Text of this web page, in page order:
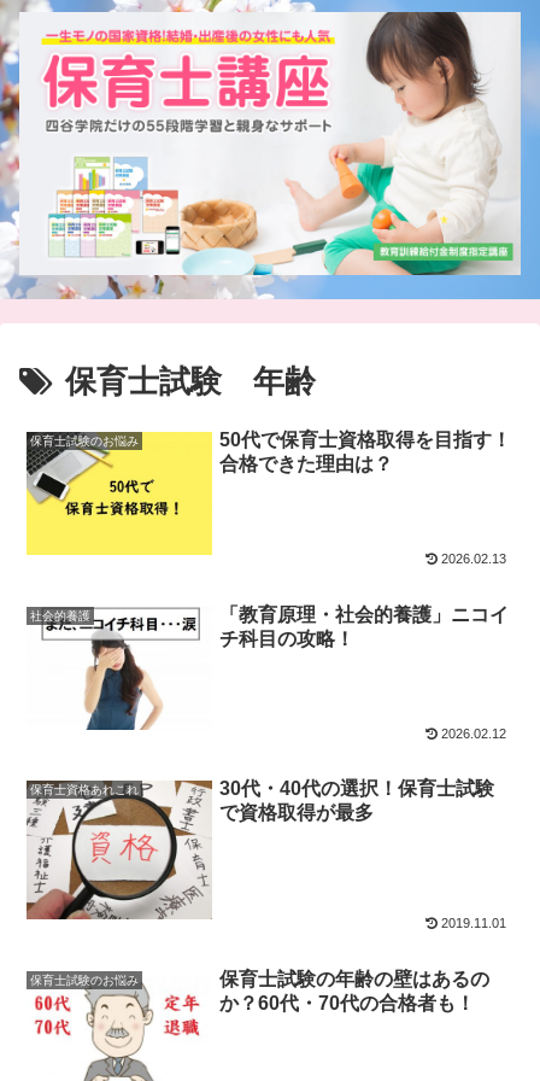
保育士試験 年齢
保育士試験のお悩み
50代で保育士資格取得を目指す！
合格できた理由は？
2026.02.13
社会的養護
「教育原理・社会的養護」ニコイ
チ科目の攻略！
2026.02.12
保育士資格あれこれ
30代・40代の選択！保育士試験
で資格取得が最多
2019.11.01
保育士試験のお悩み
保育士試験の年齢の壁はあるの
か？60代・70代の合格者も！